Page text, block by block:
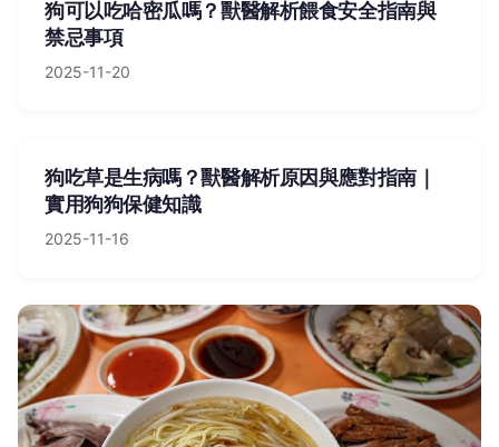
狗可以吃哈密瓜嗎？獸醫解析餵食安全指南與
禁忌事項
2025-11-20
狗吃草是生病嗎？獸醫解析原因與應對指南｜
實用狗狗保健知識
2025-11-16